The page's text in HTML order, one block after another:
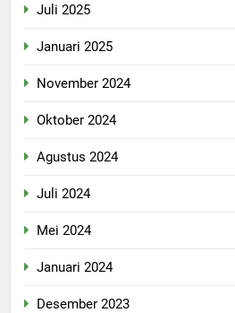
Juli 2025
Januari 2025
November 2024
Oktober 2024
Agustus 2024
Juli 2024
Mei 2024
Januari 2024
Desember 2023